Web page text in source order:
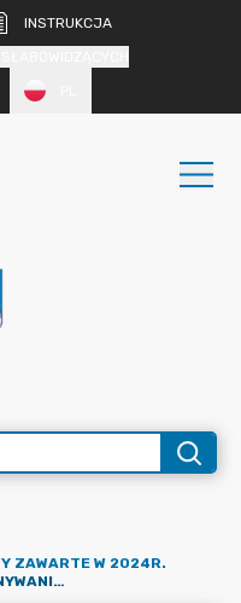
INSTRUKCJA
ZAWARTE W 2024R.
UMOWA NR 451/2024 DOT. WYKONYWANIA ZADAŃ OPERATORA OBSŁUGI INFORMATYCZNEJ OBWODOWEJ KOMISJI WYBORCZEJ NR 5 Z/S W PSP IM. BŁ. JANA PAWŁA II W PŁOCOCHOWIE W WYBORACH DO PARLAMENTU EUROPEJSKIEGO ZARZĄDZONYCH NA DZIEŃ 9.06.20024R.